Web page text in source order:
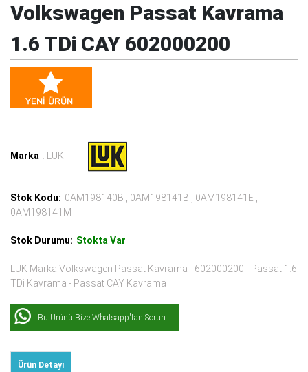
Volkswagen Passat Kavrama
1.6 TDi CAY 602000200
Marka : LUK
Stok Kodu: 0AM198140B , 0AM198141B , 0AM198141E ,
0AM198141M
Stok Durumu: Stokta Var
LUK Marka Volkswagen Passat Kavrama - 602000200 - Passat 1.6
TDi Kavrama - Passat CAY Kavrama
Bu Ürünü Bize Whatsapp'tan Sorun
Ürün Detayı